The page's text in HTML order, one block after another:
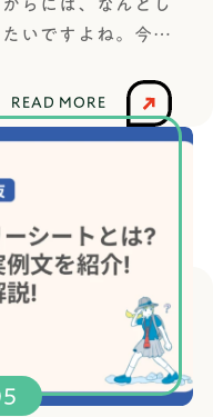
があるかというと
す。このように、
テーマに据えるこ
になります。テー
問いになっている
研究の進め方課題
なステップがあり
定・問い立てまず
す。漠然とした興
問いに絞り込んで
・情報収集自分の
記事などを調べま
らには、なんとし
いですよね。今回
接に漠然とした不
け多くの面接につ
すめです！成城大
の経験を惜しみな
合型選抜の面接っ
人面接と集団面接
あります。面接官
んどです。大学や
ため、自分が受験
確認しておきまし
READ MORE